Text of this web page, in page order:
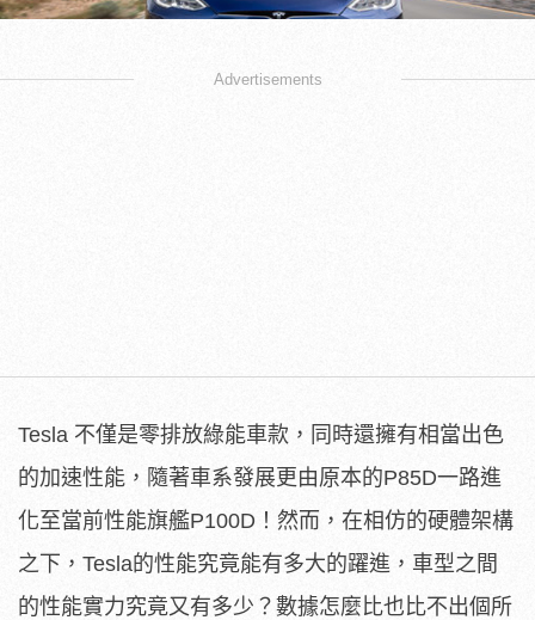
Advertisements
Tesla 不僅是零排放綠能車款，同時還擁有相當出色
的加速性能，隨著車系發展更由原本的P85D一路進
化至當前性能旗艦P100D！然而，在相仿的硬體架構
之下，Tesla的性能究竟能有多大的躍進，車型之間
的性能實力究竟又有多少？數據怎麼比也比不出個所